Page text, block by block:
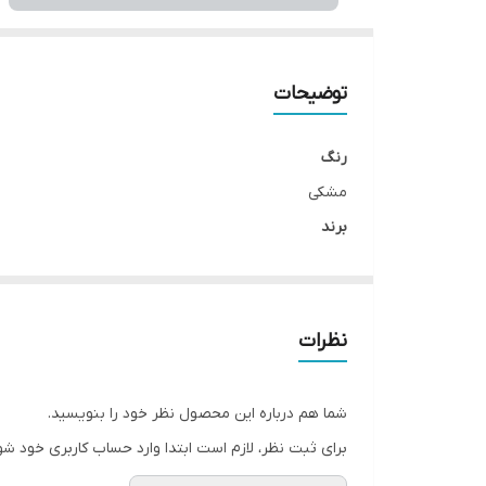
توضیحات
رنگ
مشکی
برند
چین
مکارکرد
آسیاب, مخلوط کن
نظرات
شما هم درباره این محصول نظر خود را بنویسید.
برای ثبت نظر، لازم است ابتدا وارد حساب کاربری خود